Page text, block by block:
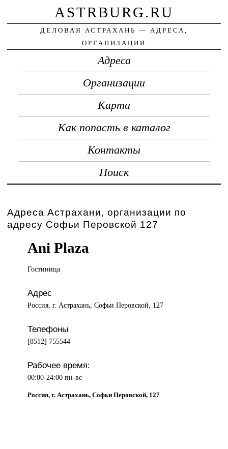
ASTRBURG.RU
ДЕЛОВАЯ АСТРАХАНЬ — АДРЕСА,
ОРГАНИЗАЦИИ
Адреса
Организации
Карта
Как попасть в каталог
Контакты
Поиск
Адреса Астрахани, организации по
адресу Софьи Перовской 127
Ani Plaza
Гостиница
Адрес
Россия, г. Астрахань, Софьи Перовской, 127
Телефоны
[8512] 755544
Рабочее время:
00:00-24:00 пн-вс
Россия, г. Астрахань, Софьи Перовской, 127